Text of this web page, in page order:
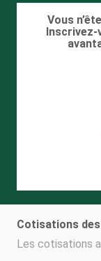
Vous
Inscrivez-
Cotisations
Les cotisations